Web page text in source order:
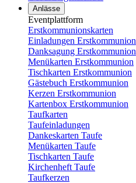
Anlässe
Eventplattform
Erstkommunionskarten
Einladungen Erstkommunion
Danksagung Erstkommunion
Menükarten Erstkommunion
Tischkarten Erstkommunion
Gästebuch Erstkommunion
Kerzen Erstkommunion
Kartenbox Erstkommunion
Taufkarten
Taufeinladungen
Dankeskarten Taufe
Menükarten Taufe
Tischkarten Taufe
Kirchenheft Taufe
Taufkerzen